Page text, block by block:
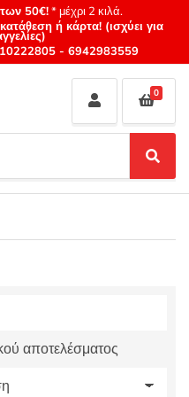
50€!* μέχρι 2 κιλά.
ή κάρτα! (ισχύει για
- 6942983559
S
e
a
c
0
αποτελέσματος